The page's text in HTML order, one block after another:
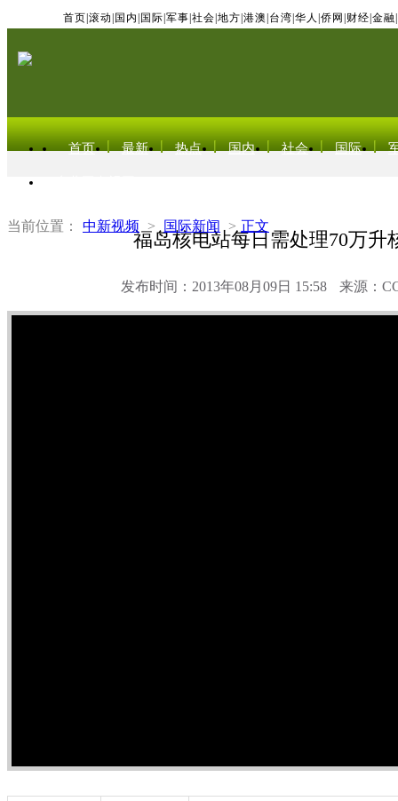
首页 滚动 国内 国际 军事 社会 地方 港澳 台湾 华人 侨网 财经 金融
首页 最新 热点 国内 社会 国际
当前位置： 中新视频 > 国际新闻 > 正文
福岛核电站每日需处理70万升
发布时间：2013年08月09日 15:58 来源：